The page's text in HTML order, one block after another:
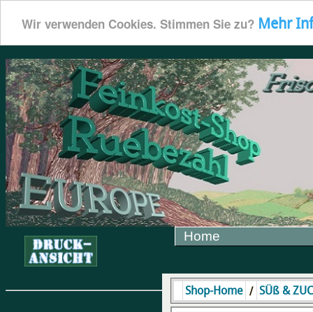
Wir verwenden Cookies. Stimmen Sie zu? Mehr
Home
Shop-Home / SÜß &